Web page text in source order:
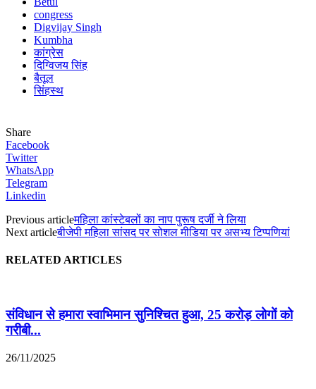
congress
Digvijay Singh
Kumbha
कांग्रेस
दिग्विजय सिंह
बैतूल
सिंहस्थ
Share
Facebook
Twitter
WhatsApp
Telegram
Linkedin
Previous articleमहिला कांस्टेबलों का नाप पुरूष दर्जी ने लिया
Next articleबीजेपी महिला सांसद पर सोशल मीडिया पर असभ्य टिप्पणियां
RELATED ARTICLES
संविधान से हमारा स्वाभिमान सुनिश्चित हुआ, 25 करोड़ लोगों को
गरीबी...
26/11/2025